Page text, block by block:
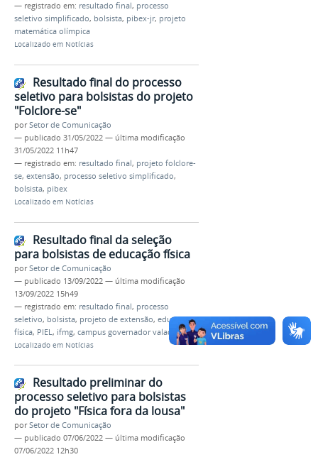
— registrado em: resultado final, processo
seletivo simplificado, bolsista, pibex-jr, projeto
matemática olímpica
Localizado em Notícias
Resultado final do processo
seletivo para bolsistas do projeto
"Folclore-se"
porSetor de Comunicação
— publicado 31/05/2022 — última modificação
31/05/2022 11h47
— registrado em: resultado final, projeto folclore-
se, extensão, processo seletivo simplificado,
bolsista, pibex
Localizado em Notícias
Resultado final da seleção
para bolsistas de educação física
porSetor de Comunicação
— publicado 13/09/2022 — última modificação
13/09/2022 15h49
— registrado em: resultado final, processo
seletivo, bolsista, projeto de extensão, educação
física, PIEL , ifmg, campus governador valadares
Localizado em Notícias
Resultado preliminar do
processo seletivo para bolsistas
do projeto "Física fora da lousa"
porSetor de Comunicação
— publicado 07/06/2022 — última modificação
07/06/2022 12h30